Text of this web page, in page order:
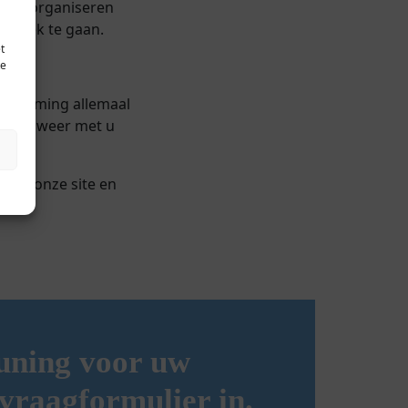
organiseren
te gaan.
allemaal
weer met u
via onze site en
voor uw
in.